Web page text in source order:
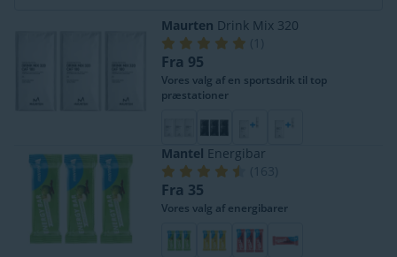
Maurten Drink Mix 320
(
Fra 95
Vores valg af en sportsdrik til top
præstationer
Mantel Energibar
( 163
Fra 35
Vores valg af energibarer